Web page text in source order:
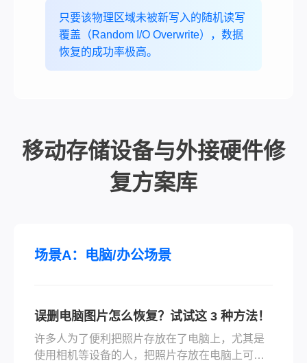
只要该物理区域未被新写入的随机读写
覆盖（Random I/O Overwrite），数据
恢复的成功率极高。
移动存储设备与外接硬件修
复方案库
场景A：电脑/办公场景
误删电脑图片怎么恢复？试试这 3 种方法！
许多人为了便利把照片存放在了电脑上，尤其是
使用相机等设备的人，把照片存放在电脑上可以